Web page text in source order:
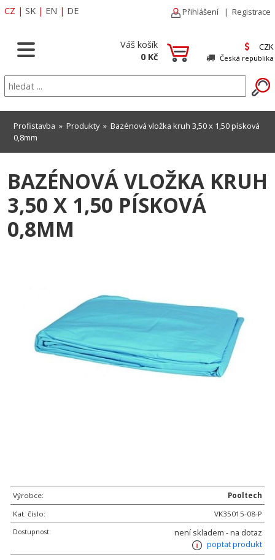
CZ | SK | EN | DE Přihlášení | Registrace
Váš košík
0 Kč
CZK
Česká republika
Profistavba » Produkty» Bazénová vložka kruh 3,50 x 1,50 písková
0,8mm
BAZÉNOVÁ VLOŽKA KRUH
3,50 X 1,50 PÍSKOVÁ
0,8MM
Výrobce:
Pooltech
Kat. číslo:
VK35015-08-P
Dostupnost:
není skladem - na dotaz
poptat produkt